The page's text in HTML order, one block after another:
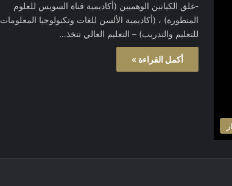
-غلق الكيانين الوهميين (أكاديمية قناة السويس للعلوم
المتطورة) ، (أكاديمية الألسن للغات وتكنولوجيا المعلومات
للتعليم والتدريب) – التعليم العالي تتخذ…
أكمل القراءة »